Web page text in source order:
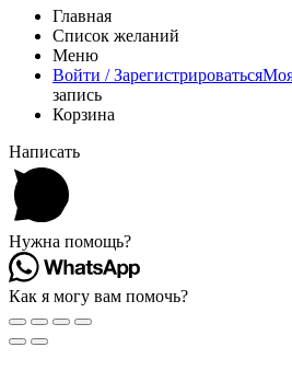
Главная
Список желаний
Меню
Войти / ЗарегистрироватьсяМоя
запись
Корзина
Написать
Нужна помощь?
Как я могу вам помочь?